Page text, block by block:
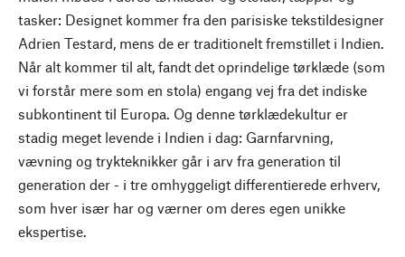
tasker: Designet kommer fra den parisiske tekstildesigner
Adrien Testard, mens de er traditionelt fremstillet i Indien.
Når alt kommer til alt, fandt det oprindelige tørklæde (som
vi forstår mere som en stola) engang vej fra det indiske
subkontinent til Europa. Og denne tørklædekultur er
stadig meget levende i Indien i dag: Garnfarvning,
vævning og trykteknikker går i arv fra generation til
generation der - i tre omhyggeligt differentierede erhverv,
som hver især har og værner om deres egen unikke
ekspertise.